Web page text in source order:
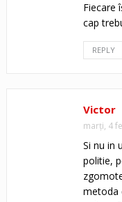
Fiecare
cap
REPLY
Victor
marți, 4
Si nu in
politie,
metoda